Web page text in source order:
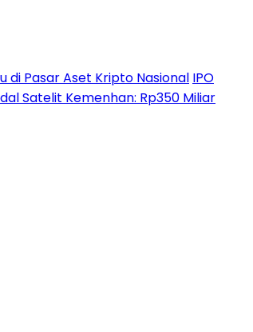
di Pasar Aset Kripto Nasional IPO
Satelit Kemenhan: Rp350 Miliar